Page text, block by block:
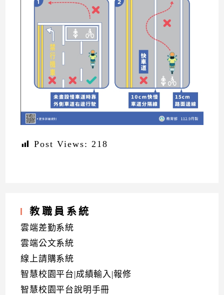
Post Views: 218
教職員系統
雲端差勤系統
雲端公文系統
線上請購系統
智慧校園平台|成績輸入|報修
智慧校園平台說明手冊